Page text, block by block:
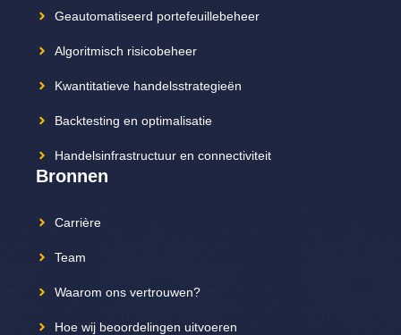
Geautomatiseerd portefeuillebeheer
Algoritmisch risicobeheer
Kwantitatieve handelsstrategieën
Backtesting en optimalisatie
Handelsinfrastructuur en connectiviteit
Bronnen
Carrière
Team
Waarom ons vertrouwen?
Hoe wij beoordelingen uitvoeren